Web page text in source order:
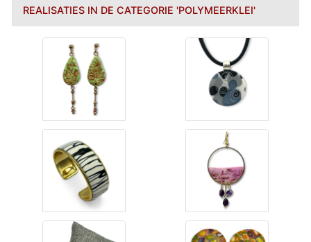
REALISATIES IN DE CATEGORIE 'POLYMEERKLEI'